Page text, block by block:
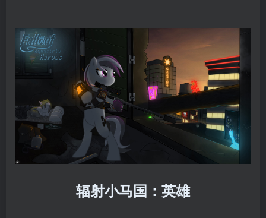
辐射小马国：英雄